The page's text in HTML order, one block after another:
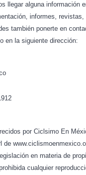
llegar alguna información
informes, revistas,
también ponerte en
en la siguiente dirección:
por Ciclsimo En
de
en materia de
cualquier